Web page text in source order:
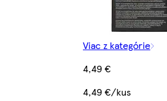
Viac z kategórie
4,49 €
4,49 €/kus